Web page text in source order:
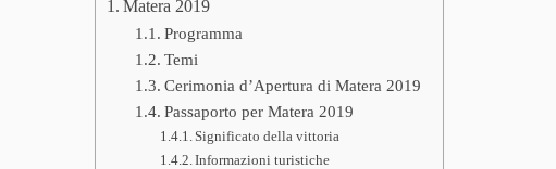
Matera 2019
Programma
Temi
Cerimonia d’Apertura di Matera 2019
Passaporto per Matera 2019
Significato della vittoria
Informazioni turistiche